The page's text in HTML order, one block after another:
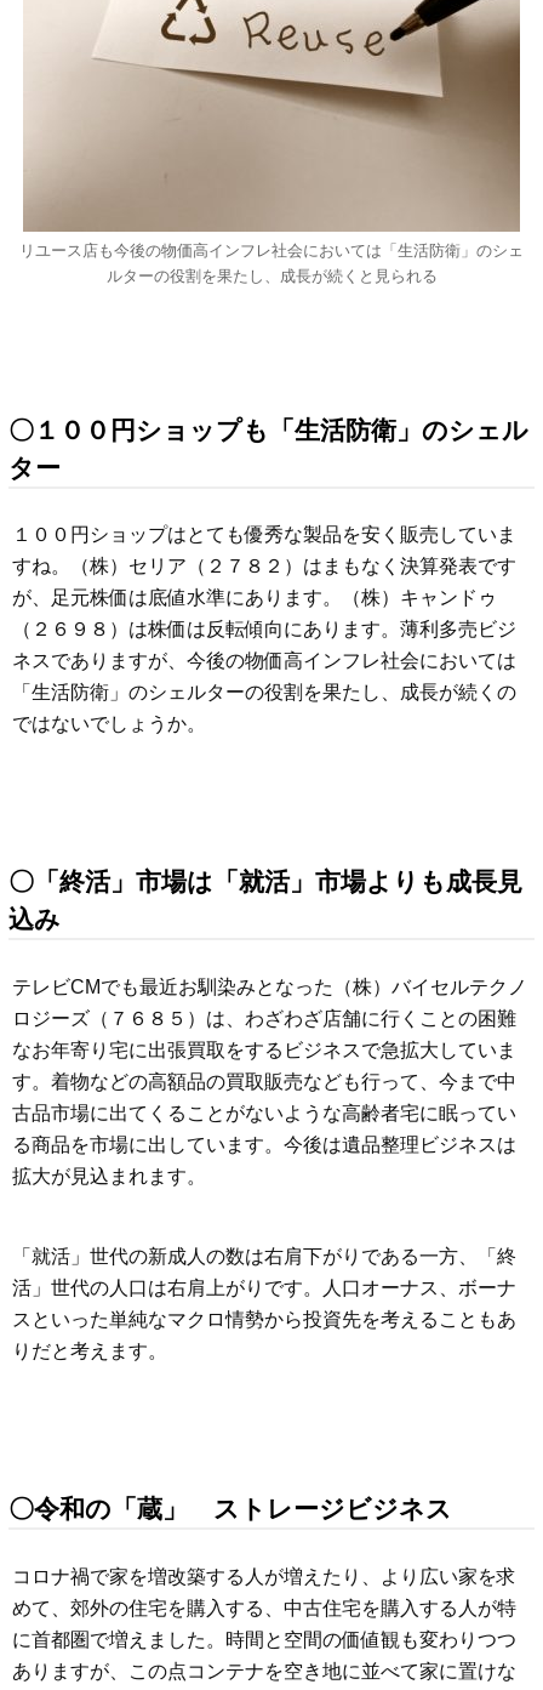
リユース店も今後の物価高インフレ社会においては「生活防衛」のシェ
ルターの役割を果たし、成長が続くと見られる
〇１００円ショップも「生活防衛」のシェル
ター
１００円ショップはとても優秀な製品を安く販売していま
すね。（株）セリア（２７８２）はまもなく決算発表です
が、足元株価は底値水準にあります。（株）キャンドゥ
（２６９８）は株価は反転傾向にあります。薄利多売ビジ
ネスでありますが、今後の物価高インフレ社会においては
「生活防衛」のシェルターの役割を果たし、成長が続くの
ではないでしょうか。
〇「終活」市場は「就活」市場よりも成長見
込み
テレビCMでも最近お馴染みとなった（株）バイセルテクノ
ロジーズ（７６８５）は、わざわざ店舗に行くことの困難
なお年寄り宅に出張買取をするビジネスで急拡大していま
す。着物などの高額品の買取販売なども行って、今まで中
古品市場に出てくることがないような高齢者宅に眠ってい
る商品を市場に出しています。今後は遺品整理ビジネスは
拡大が見込まれます。
「就活」世代の新成人の数は右肩下がりである一方、「終
活」世代の人口は右肩上がりです。人口オーナス、ボーナ
スといった単純なマクロ情勢から投資先を考えることもあ
りだと考えます。
〇令和の「蔵」 ストレージビジネス
コロナ禍で家を増改築する人が増えたり、より広い家を求
めて、郊外の住宅を購入する、中古住宅を購入する人が特
に首都圏で増えました。時間と空間の価値観も変わりつつ
ありますが、この点コンテナを空き地に並べて家に置けな